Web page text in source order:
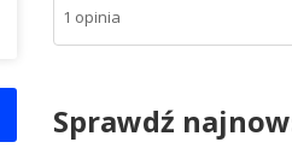
1 opinia
Sprawdź